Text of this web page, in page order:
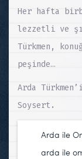
Her hafta
lezzetli ve
Türkmen,
peşinde…
Arda
Soysert.
Arda ile
arda ile